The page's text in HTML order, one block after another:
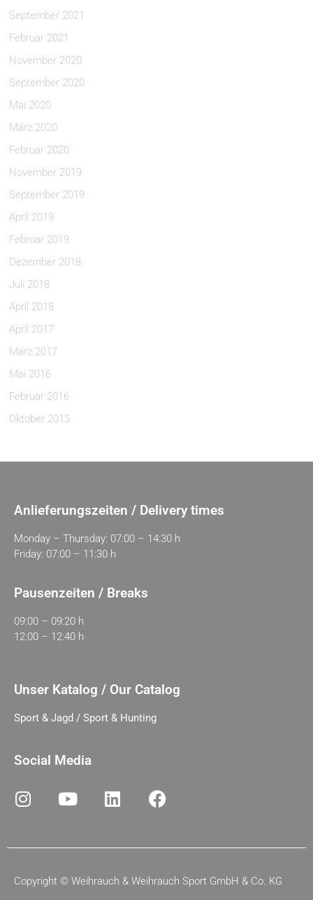
September 2021
Februar 2021
November 2020
September 2020
Mai 2020
März 2020
Februar 2020
November 2019
September 2019
April 2019
Februar 2019
Dezember 2018
Juli 2018
April 2018
April 2017
März 2017
Mai 2016
Februar 2016
Oktober 2015
Anlieferungszeiten / Delivery times
Monday – Thursday: 07:00 – 14:30 h
Friday: 07:00 – 11:30 h
Pausenzeiten / Breaks
09:00 – 09:20 h
12:00 – 12:40 h
Unser Katalog / Our Catalog
Sport & Jagd / Sport & Hunting
Social Media
Copyright © Weihrauch & Weihrauch Sport GmbH & Co. KG